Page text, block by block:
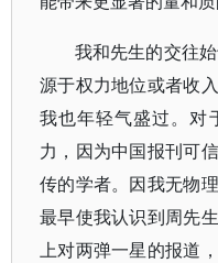
我和先生的交往
源于权力地位或者收
我也年轻气盛过。对
力，因为中国报刊可
传的学者。因我无物
最早使我认识到周先
上对两弹一星的报道